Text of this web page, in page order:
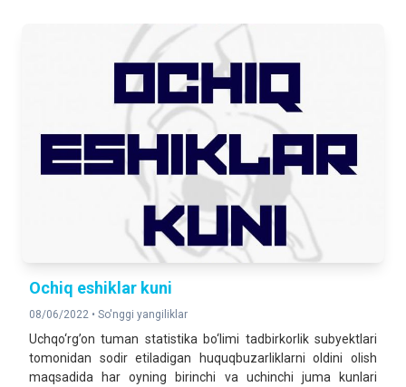
Ochiq eshiklar kuni
08/06/2022 • So'nggi yangiliklar
Uchqo‘rg’on tuman statistika bo‘limi tadbirkorlik subyektlari
tomonidan sodir etiladigan huquqbuzarliklarni oldini olish
maqsadida har oyning birinchi va uchinchi juma kunlari